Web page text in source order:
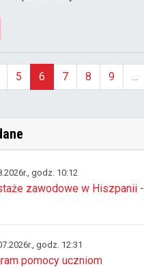
5
6
7 8 9
godz. 10:12
zawodowe w Hiszpanii -
godz. 12:31
pomocy uczniom